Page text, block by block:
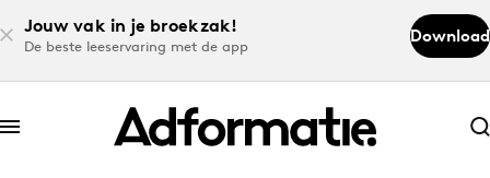
Jouw vak in je broekzak!
De beste leeservaring met de app
Download
Abonneer nu
Abonneer nu